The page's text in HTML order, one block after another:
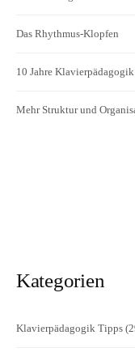
Das Rhythmus-Klopfen
10 Jahre
Mehr Struktur und
Kategorien
Klavierpädagogik Tipps